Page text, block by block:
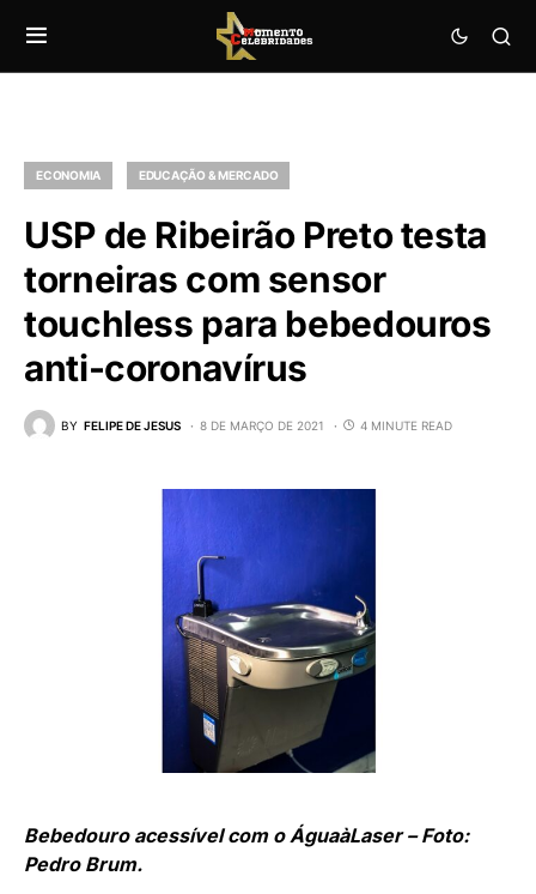
ECONOMIA EDUCAÇÃO & MERCADO
USP de Ribeirão Preto testa
torneiras com sensor
touchless para bebedouros
anti-coronavírus
BY FELIPE DE JESUS 8 DE MARÇO DE 2021 4 MINUTE READ
Bebedouro acessível com o ÁguaàLaser – Foto:
Pedro Brum.